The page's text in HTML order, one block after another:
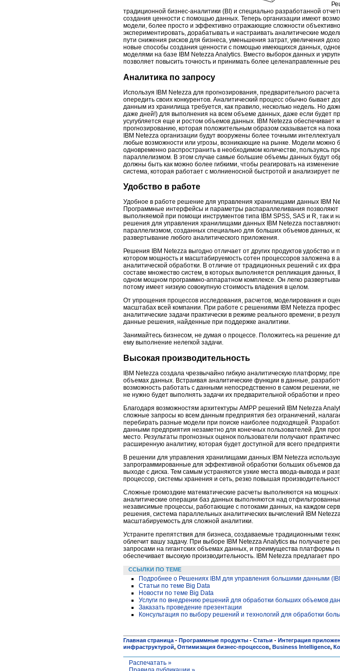
традиционной бизнес-аналитики (BI) и специально разработанной
создания ценности с помощью данных. Теперь организации имеют
модели, более просто и эффективно отражающие сложности
экспериментировать, дорабатывать и настраивать аналитические
пути снижения рисков для бизнеса, уменьшения затрат, увеличения
новые способы создания ценности с помощью имеющихся данных,
моделями на базе IBM Netezza Analytics. Вместо выборок данных и
позволяет повысить точность и принимать более целенаправленные
Аналитика по запросу
Используя IBM Netezza для прогнозирования, предварительного
опередить своих конкурентов. Аналитический процесс обычно бывает
данным из хранилища требуется, как правило, несколько недель. Но
даже дней!) для выполнения на всем объеме данных, даже если будет
усугубляется еще и ростом объемов данных. IBM Netezza
прогнозированию, которая положительным образом сказывается на
IBM Netezza организации будут вооружены более точными
любые возможности или угрозы, возникающие на рынке. Модели можно
одновременно распространить в необходимом количестве, пользуясь
параллелизмом. В этом случае самые большие объемы данных будут
должны быть как можно более гибкими, чтобы реагировать на
система, которая работает с молниеносной быстротой и анализирует
Удобство в работе
Удобное в работе решение для управления хранилищами данных IBM
Программные интерфейсы и параметры распараллеливания позволяют
выполняемой при помощи инструментов типа IBM SPSS, SAS и R, так
решения для управления хранилищами данных IBM Netezza
параллелизмом, созданных специально для больших объемов данных,
развертывание любого аналитического приложения.
Решения IBM Netezza выгодно отличает от других продуктов удобство
котором мощность и масштабируемость сотен процессоров заложена в
аналитической обработки. В отличие от традиционных решений с их
составе множество систем, в которых выполняется репликация
одном мощном программно-аппаратном комплексе. Он легко
потому имеет низкую совокупную стоимость владения в целом.
От упрощения процессов исследования, расчетов, моделирования и
масштабах всей компании. При работе с решениями IBM Netezza
аналитические задачи практически в режиме реального времени; в
данные решения, найденные при поддержке аналитики.
Занимайтесь бизнесом, не думая о процессе. Положитесь на решение
ему выполнение нелегкой задачи.
Высокая производительность
IBM Netezza создала чрезвычайно гибкую аналитическую платформу,
объемах данных. Встраивая аналитические функции в данные,
возможность работать с данными непосредственно в самом решении,
не нужно будет выполнять задачи их предварительной обработки и
Благодаря возможностям архитектуры AMPP решений IBM Netezza
сложные запросы ко всем данным предприятия без ограничений,
перебирать разные модели при поиске наиболее подходящей.
данными предприятия незаметно для конечных пользователей. Для
место. Результаты прогнозных оценок пользователи получают
расширенную аналитику, которая будет доступной для всего
В решении для управления хранилищами данных IBM Netezza
запрограммированные для эффективной обработки больших объемов
выходе с диска. Тем самым устраняются узкие места ввода-вывода и
процессор, системы хранения и сеть, резко повышая
Сложные громоздкие математические расчеты выполняются на
аналитические операции баз данных выполняются над
независимые процессы, работающие с потоками данных, на каждом
решения, система параллельных аналитических вычислений IBM
масштабируемость для сложной аналитики.
Устраните препятствия для бизнеса, создаваемые традиционными
облегчит вашу задачу. При выборе IBM Netezza Analytics вы получаете
запросами на гигантских объемах данных, и преимущества платформы
обеспечивает высокую производительность. IBM Netezza предлагает
ССЫЛКИ ПО ТЕМЕ
Подробнее о Решениях IBM для управления большими данными
Статьи по теме Big Data
Новости по теме Big Data
Услуги по внедрению решений для обработки больших объемов
Заказать проведение презентации
Консультация по выбору решений и технологий для обработки
Главная страница - Программные продукты - Статьи - Интеграция
инфраструктурой, Оптимизация бизнес-процессов, Business Intelligence,
Распечатать »